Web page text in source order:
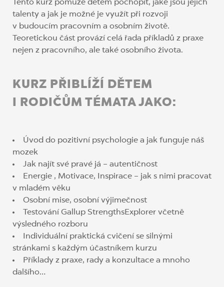
Tento kurz pomůže dětem pochopit, jaké jsou jejich
talenty a jak je možné je využít při rozvoji
v budoucím pracovním a osobním životě.
Teoretickou část provází celá řada příkladů z praxe
nejen z pracovního, ale také osobního života.
KURZ PŘIBLÍŽÍ DĚTEM
I RODIČŮM TÉMATA JAKO:
Úvod do pozitivní psychologie a jak funguje náš
mozek
Jak najít své pravé já – autentičnost
Energie , Motivace, Inspirace – jak s nimi pracovat
v mladém věku
Osobní mise, osobní výjimečnost
Testování Gallup StrengthsExplorer včetně
výsledného rozboru
Individuální praktická cvičení se silnými
stránkami s každým účastníkem kurzu
Příklady z praxe, rady a konzultace a mnoho
dalšího…